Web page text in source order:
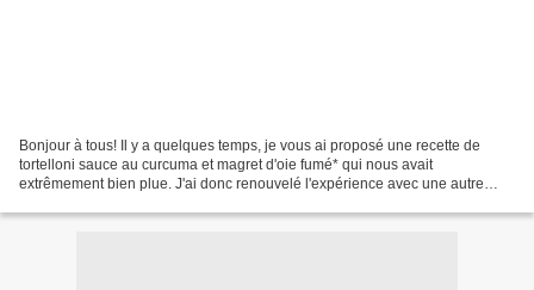
Bonjour à tous! Il y a quelques temps, je vous ai proposé une recette de
tortelloni sauce au curcuma et magret d'oie fumé* qui nous avait
extrêmement bien plue. J'ai donc renouvelé l'expérience avec une autre